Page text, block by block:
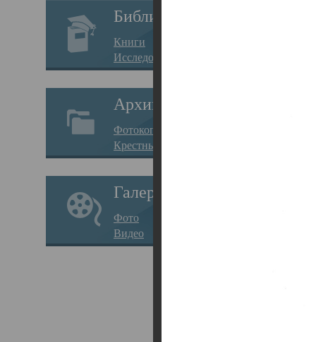
Библиотека
Книги
Исследования
Архив
Фотокопии дел
Крестные ходы
Галерея
Фото
Видео